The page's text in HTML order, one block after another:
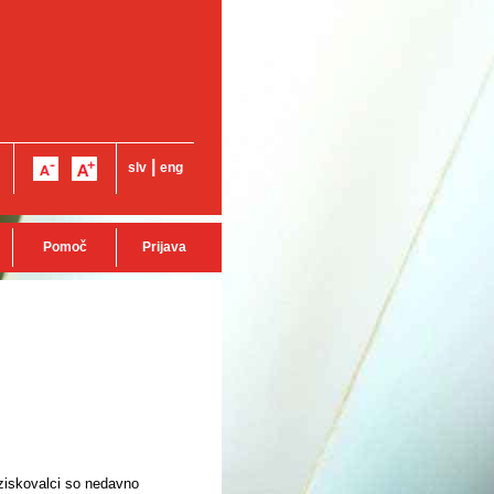
slv eng
Pomoč Prijava
so nedavno